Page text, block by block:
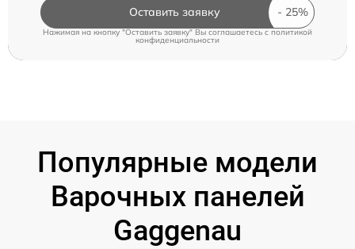
Оставить заявку
Нажимая на кнопку "Оставить заявку" Вы соглашаетесь c политикой
конфиденциальности
Популярные модели
Варочных панелей
Gaggenau